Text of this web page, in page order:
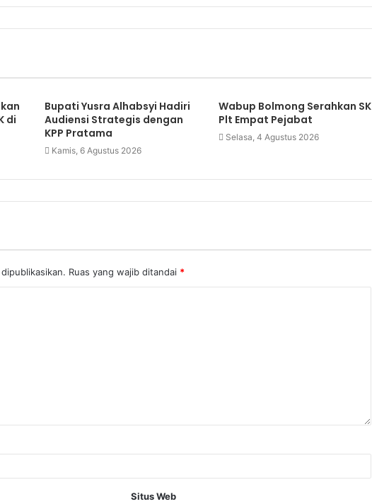
di
Bupati Yusra Alhabsyi Hadiri
Audiensi Strategis dengan
KPP Pratama
Kamis, 6 Agustus 2026
Wabup Bolmong Serahkan SK
Plt Empat Pejabat
Selasa, 4 Agustus 2026
Ruas yang wajib ditandai *
Situs Web